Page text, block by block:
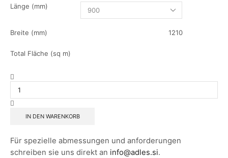
Länge (mm)
Breite (mm) 1210
Total Fläche (sq m)
IN DEN WARENKORB
Für spezielle abmessungen und anforderungen
schreiben sie uns direkt an info@adles.si.